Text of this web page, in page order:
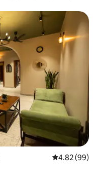
レビュー99
4.82 (99)